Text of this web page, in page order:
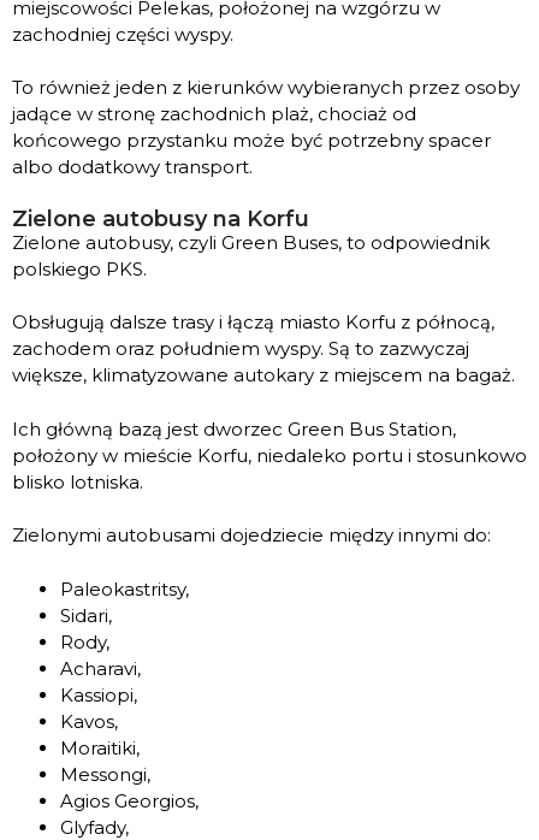
miejscowości Pelekas, położonej na wzgórzu w
zachodniej części wyspy.
To również jeden z kierunków wybieranych przez osoby
jadące w stronę zachodnich plaż, chociaż od
końcowego przystanku może być potrzebny spacer
albo dodatkowy transport.
Zielone autobusy na Korfu
Zielone autobusy, czyli Green Buses, to odpowiednik
polskiego PKS.
Obsługują dalsze trasy i łączą miasto Korfu z północą,
zachodem oraz południem wyspy. Są to zazwyczaj
większe, klimatyzowane autokary z miejscem na bagaż.
Ich główną bazą jest dworzec Green Bus Station,
położony w mieście Korfu, niedaleko portu i stosunkowo
blisko lotniska.
Zielonymi autobusami dojedziecie między innymi do:
Paleokastritsy,
Sidari,
Rody,
Acharavi,
Kassiopi,
Kavos,
Moraitiki,
Messongi,
Agios Georgios,
Glyfady,